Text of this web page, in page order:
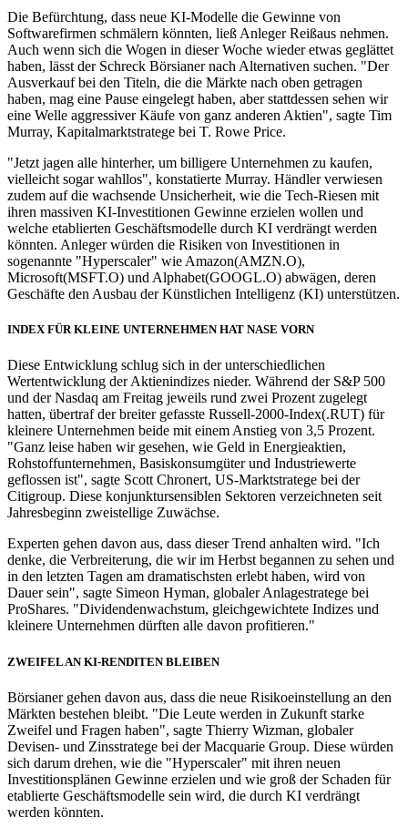
Die Befürchtung, dass neue KI-Modelle die Gewinne von
Softwarefirmen schmälern könnten, ließ Anleger Reißaus nehmen.
Auch wenn sich die Wogen in dieser Woche wieder etwas geglättet
haben, lässt der Schreck Börsianer nach Alternativen suchen. "Der
Ausverkauf bei den Titeln, die die Märkte nach oben getragen
haben, mag eine Pause eingelegt haben, aber stattdessen sehen wir
eine Welle aggressiver Käufe von ganz anderen Aktien", sagte Tim
Murray, Kapitalmarktstratege bei T. Rowe Price.
"Jetzt jagen alle hinterher, um billigere Unternehmen zu kaufen,
vielleicht sogar wahllos", konstatierte Murray. Händler verwiesen
zudem auf die wachsende Unsicherheit, wie die Tech-Riesen mit
ihren massiven KI-Investitionen Gewinne erzielen wollen und
welche etablierten Geschäftsmodelle durch KI verdrängt werden
könnten. Anleger würden die Risiken von Investitionen in
sogenannte "Hyperscaler" wie Amazon(AMZN.O),
Microsoft(MSFT.O) und Alphabet(GOOGL.O) abwägen, deren
Geschäfte den Ausbau der Künstlichen Intelligenz (KI) unterstützen.
INDEX FÜR KLEINE UNTERNEHMEN HAT NASE VORN
Diese Entwicklung schlug sich in der unterschiedlichen
Wertentwicklung der Aktienindizes nieder. Während der S&P 500
und der Nasdaq am Freitag jeweils rund zwei Prozent zugelegt
hatten, übertraf der breiter gefasste Russell-2000-Index(.RUT) für
kleinere Unternehmen beide mit einem Anstieg von 3,5 Prozent.
"Ganz leise haben wir gesehen, wie Geld in Energieaktien,
Rohstoffunternehmen, Basiskonsumgüter und Industriewerte
geflossen ist", sagte Scott Chronert, US-Marktstratege bei der
Citigroup. Diese konjunktursensiblen Sektoren verzeichneten seit
Jahresbeginn zweistellige Zuwächse.
Experten gehen davon aus, dass dieser Trend anhalten wird. "Ich
denke, die Verbreiterung, die wir im Herbst begannen zu sehen und
in den letzten Tagen am dramatischsten erlebt haben, wird von
Dauer sein", sagte Simeon Hyman, globaler Anlagestratege bei
ProShares. "Dividendenwachstum, gleichgewichtete Indizes und
kleinere Unternehmen dürften alle davon profitieren."
ZWEIFEL AN KI-RENDITEN BLEIBEN
Börsianer gehen davon aus, dass die neue Risikoeinstellung an den
Märkten bestehen bleibt. "Die Leute werden in Zukunft starke
Zweifel und Fragen haben", sagte Thierry Wizman, globaler
Devisen- und Zinsstratege bei der Macquarie Group. Diese würden
sich darum drehen, wie die "Hyperscaler" mit ihren neuen
Investitionsplänen Gewinne erzielen und wie groß der Schaden für
etablierte Geschäftsmodelle sein wird, die durch KI verdrängt
werden könnten.